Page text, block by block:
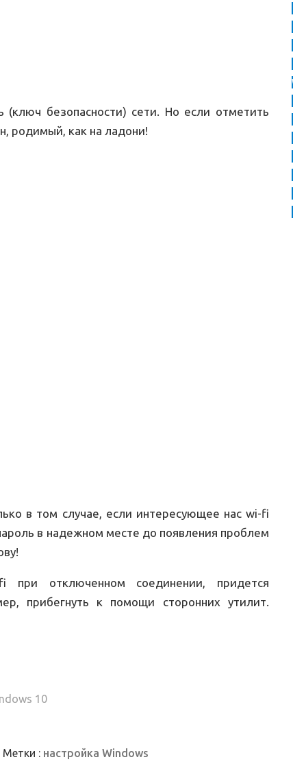
безопасности) сети. Но если отметить
родимый, как на ладони!
в том случае, если интересующее нас wi-fi
в надежном месте до появления проблем
отключенном соединении, придется
прибегнуть к помощи сторонних утилит.
10
Метки : настройка Windows